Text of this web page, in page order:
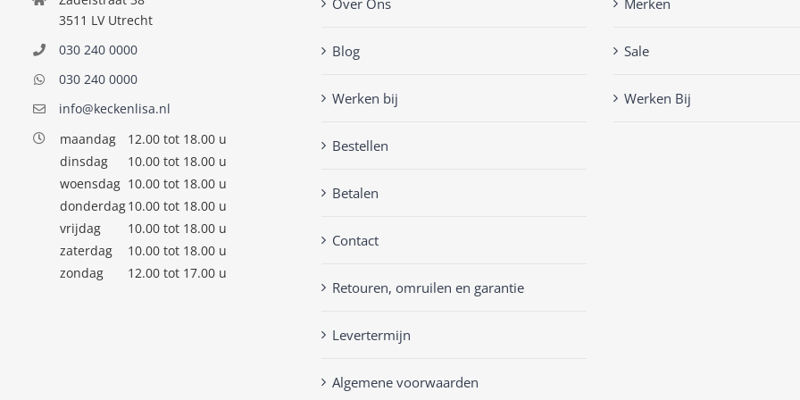
3511 LV Utrecht
030 240 0000
030 240 0000
info@keckenlisa.nl
maandag
12.00 tot 18.00 u
dinsdag
10.00 tot 18.00 u
woensdag 10.00 tot 18.00 u
donderdag10.00 tot 18.00 u
vrijdag
10.00 tot 18.00 u
zaterdag
10.00 tot 18.00 u
zondag
12.00 tot 17.00 u
Over Ons
Blog
Werken bij
Bestellen
Betalen
Contact
Retouren, omruilen en garantie
Levertermijn
Algemene voorwaarden
Merken
Sale
Werken Bij